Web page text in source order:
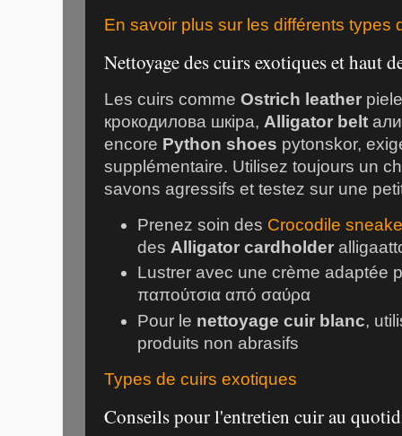
En savoir plus sur les différents types
Nettoyage des cuirs exotiques et haut
Les cuirs comme Ostrich leather
крокодилова шкіра, Alligator belt
encore Python shoes pytonskor,
supplémentaire. Utilisez toujours un
savons agressifs et testez sur une
Prenez soin des Crocodile
des Alligator cardholder
Lustrer avec une crème adaptée
παπούτσια από σαύρα
Pour le nettoyage cuir blanc,
produits non abrasifs
Types de cuirs exotiques
Conseils pour l'entretien cuir au